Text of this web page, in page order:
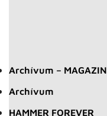
Archívum – MAGAZIN
Archívum
HAMMER FOREVER